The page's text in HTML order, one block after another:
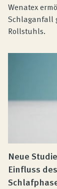
Wenatex
Schlaganfall
Rollstuhls.
Neue
Einfluss